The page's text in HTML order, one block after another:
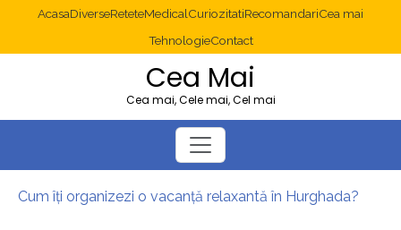
AcasaDiverseReteteMedicalCuriozitatiRecomandariCea mai
TehnologieContact
Cea Mai
Cea mai, Cele mai, Cel mai
Cum îți organizezi o vacanță relaxantă în Hurghada?